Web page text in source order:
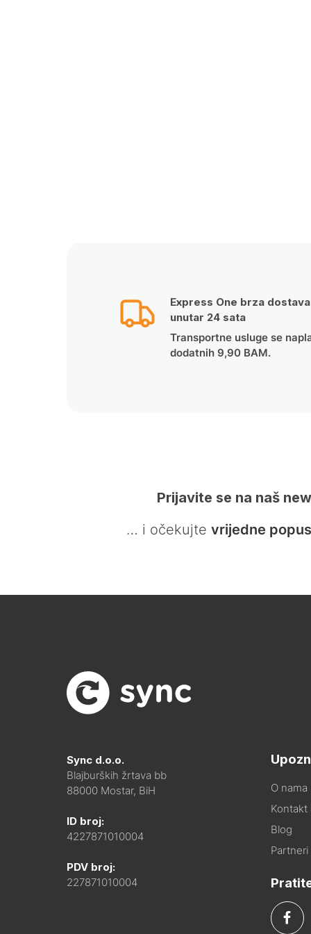
Express One brza dostava
unutar 24 sata
Transportne usluge se
dodatnih 9,90 BAM.
Prijavite se na naš
… i očekujte vrijedne
Sync d.o.o.
Blajburških žrtava bb
88000 Mostar, BiH
ID broj:
4227871010004
PDV broj:
227871010004
O nama
Kontakt
Blog
Partneri